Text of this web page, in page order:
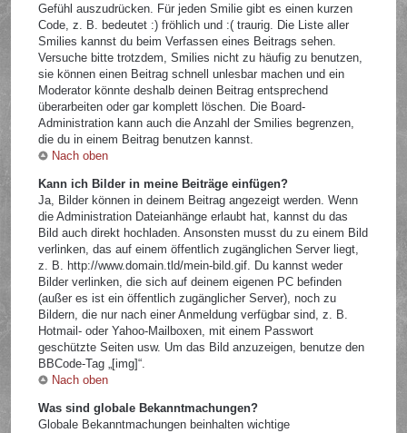
Gefühl auszudrücken. Für jeden Smilie gibt es einen kurzen
Code, z. B. bedeutet :) fröhlich und :( traurig. Die Liste aller
Smilies kannst du beim Verfassen eines Beitrags sehen.
Versuche bitte trotzdem, Smilies nicht zu häufig zu benutzen,
sie können einen Beitrag schnell unlesbar machen und ein
Moderator könnte deshalb deinen Beitrag entsprechend
überarbeiten oder gar komplett löschen. Die Board-
Administration kann auch die Anzahl der Smilies begrenzen,
die du in einem Beitrag benutzen kannst.
Nach oben
Kann ich Bilder in meine Beiträge einfügen?
Ja, Bilder können in deinem Beitrag angezeigt werden. Wenn
die Administration Dateianhänge erlaubt hat, kannst du das
Bild auch direkt hochladen. Ansonsten musst du zu einem Bild
verlinken, das auf einem öffentlich zugänglichen Server liegt,
z. B. http://www.domain.tld/mein-bild.gif. Du kannst weder
Bilder verlinken, die sich auf deinem eigenen PC befinden
(außer es ist ein öffentlich zugänglicher Server), noch zu
Bildern, die nur nach einer Anmeldung verfügbar sind, z. B.
Hotmail- oder Yahoo-Mailboxen, mit einem Passwort
geschützte Seiten usw. Um das Bild anzuzeigen, benutze den
BBCode-Tag „[img]“.
Nach oben
Was sind globale Bekanntmachungen?
Globale Bekanntmachungen beinhalten wichtige